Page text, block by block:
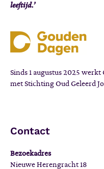
leeftijd.’
Sinds 1 augustus 2025
met Stichting Oud Geleerd
Contact
Bezoekadres
Nieuwe Herengracht 18